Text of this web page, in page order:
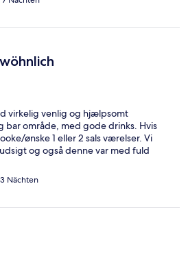
virkelig venlig og hjælpsomt
bar område, med gode drinks. Hvis
ønske 1 eller 2 sals værelser. Vi
og også denne var med fuld
Nächten